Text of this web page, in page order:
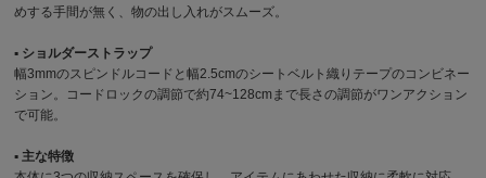
めする手間が無く、物の出し入れがスムーズ。
▪︎ ショルダーストラップ
幅3mmのスピンドルコードと幅2.5cmのシートベルト織りテープのコンビネー
ション。コードロックの調節で約74~128cmまで長さの調節がワンアクション
で可能。
▪︎ 主な特徴